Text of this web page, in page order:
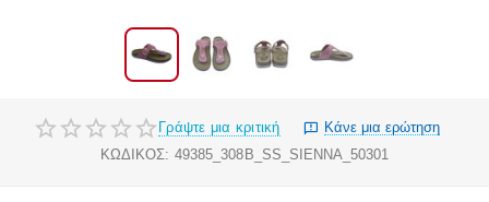
Γράψτε μια κριτική
Κάνε μια ερώτηση
ΚΩΔΙΚΟΣ: 49385_308B_SS_SIENNA_50301